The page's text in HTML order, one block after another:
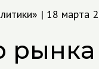
| 18 марта
рынка